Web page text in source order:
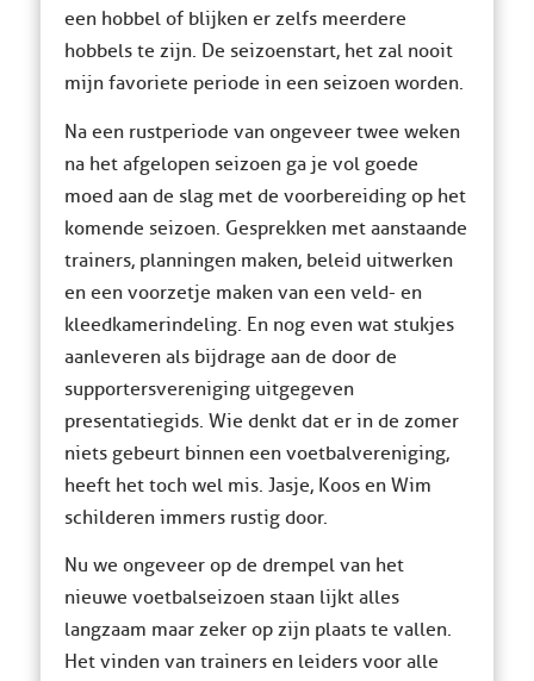
een hobbel of blijken er zelfs meerdere
hobbels te zijn. De seizoenstart, het zal nooit
mijn favoriete periode in een seizoen worden.
Na een rustperiode van ongeveer twee weken
na het afgelopen seizoen ga je vol goede
moed aan de slag met de voorbereiding op het
komende seizoen. Gesprekken met aanstaande
trainers, planningen maken, beleid uitwerken
en een voorzetje maken van een veld- en
kleedkamerindeling. En nog even wat stukjes
aanleveren als bijdrage aan de door de
supportersvereniging uitgegeven
presentatiegids. Wie denkt dat er in de zomer
niets gebeurt binnen een voetbalvereniging,
heeft het toch wel mis. Jasje, Koos en Wim
schilderen immers rustig door.
Nu we ongeveer op de drempel van het
nieuwe voetbalseizoen staan lijkt alles
langzaam maar zeker op zijn plaats te vallen.
Het vinden van trainers en leiders voor alle